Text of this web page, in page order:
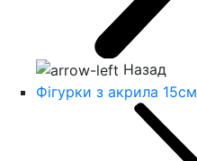
Назад
Фігурки з акрила 15см